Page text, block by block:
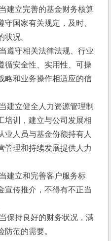
建立完善的基金财务核算
国家有关规定，及时、
状况。
遵守相关法律法规、行业
循安全性、实用性、可操
略和业务操作相适应的信
建立健全人力资源管理制
培训，建立与公司发展相
业人员与基金份额持有人
管理和持续发展提供人力
建立和完善客户服务标
宣传推介，不得有不正当
保持良好的财务状况，满
防范的需要。